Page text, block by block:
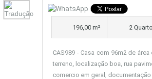
196,00 m² 2
CAS989 - Casa com 96m2 de
terreno, localização boa, rua
comercio em geral,